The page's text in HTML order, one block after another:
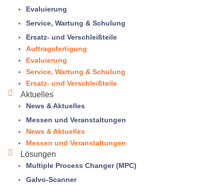
Evaluierung
Service, Wartung & Schulung
Ersatz- und Verschleißteile
Auftragsfertigung
Evaluierung
Service, Wartung & Schulung
Ersatz- und Verschleißteile
Aktuelles
News & Aktuelles
Messen und Veranstaltungen
News & Aktuelles
Messen und Veranstaltungen
Lösungen
Multiple Process Changer (MPC)
Galvo-Scanner